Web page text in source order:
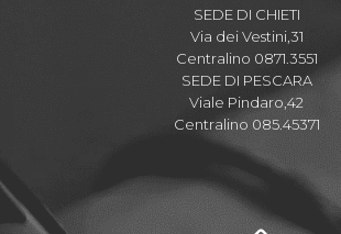
SEDE DI CHIETI
Via dei Vestini,31
Centralino 0871.3551
SEDE DI PESCARA
Viale Pindaro,42
Centralino 085.45371